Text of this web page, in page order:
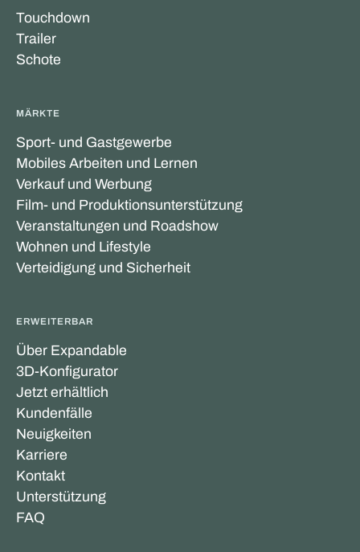
Touchdown
Trailer
Schote
MÄRKTE
Sport- und Gastgewerbe
Mobiles Arbeiten und Lernen
Verkauf und Werbung
Film- und Produktionsunterstützung
Veranstaltungen und Roadshow
Wohnen und Lifestyle
Verteidigung und Sicherheit
ERWEITERBAR
Über Expandable
3D-Konfigurator
Jetzt erhältlich
Kundenfälle
Neuigkeiten
Karriere
Kontakt
Unterstützung
FAQ